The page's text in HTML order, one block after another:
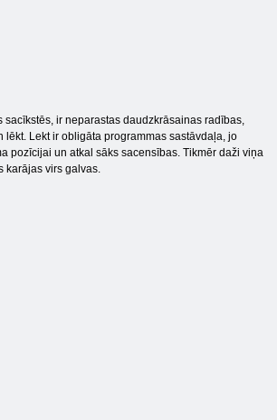
ir neparastas daudzkrāsainas radības,
Lekt ir obligāta programmas sastāvdaļa, jo
pozīcijai un atkal sāks sacensības. Tikmēr daži viņa
karājas virs galvas.